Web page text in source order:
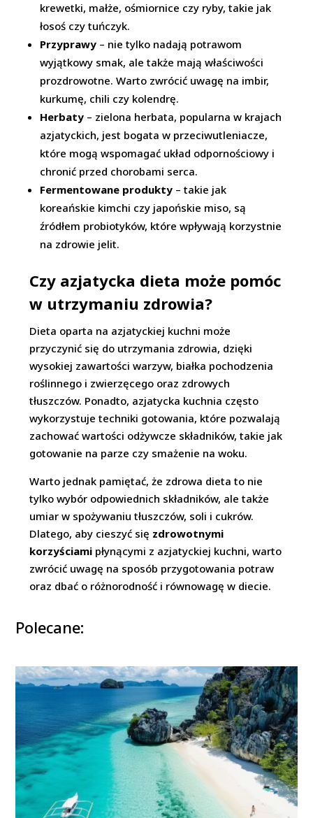
krewetki, małże, ośmiornice czy ryby, takie jak
łosoś czy tuńczyk.
Przyprawy – nie tylko nadają potrawom
wyjątkowy smak, ale także mają właściwości
prozdrowotne. Warto zwrócić uwagę na imbir,
kurkumę, chili czy kolendrę.
Herbaty – zielona herbata, popularna w krajach
azjatyckich, jest bogata w przeciwutleniacze,
które mogą wspomagać układ odpornościowy i
chronić przed chorobami serca.
Fermentowane produkty – takie jak
koreańskie kimchi czy japońskie miso, są
źródłem probiotyków, które wpływają korzystnie
na zdrowie jelit.
Czy azjatycka dieta może pomóc
w utrzymaniu zdrowia?
Dieta oparta na azjatyckiej kuchni może
przyczynić się do utrzymania zdrowia, dzięki
wysokiej zawartości warzyw, białka pochodzenia
roślinnego i zwierzęcego oraz zdrowych
tłuszczów. Ponadto, azjatycka kuchnia często
wykorzystuje techniki gotowania, które pozwalają
zachować wartości odżywcze składników, takie jak
gotowanie na parze czy smażenie na woku.
Warto jednak pamiętać, że zdrowa dieta to nie
tylko wybór odpowiednich składników, ale także
umiar w spożywaniu tłuszczów, soli i cukrów.
Dlatego, aby cieszyć się zdrowotnymi
korzyściami płynącymi z azjatyckiej kuchni, warto
zwrócić uwagę na sposób przygotowania potraw
oraz dbać o różnorodność i równowagę w diecie.
Polecane: